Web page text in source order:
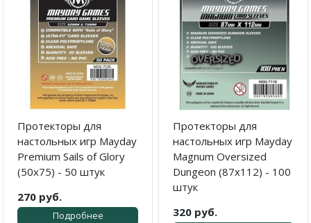
Протекторы для
настольных игр Mayday
Premium Sails of Glory
(50x75) - 50 штук
270 руб.
Подробнее
Протекторы для
настольных игр Mayday
Magnum Oversized
Dungeon (87x112) - 100
штук
320 руб.